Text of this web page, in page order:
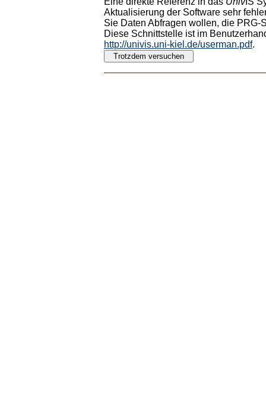
Aktualisierung der Software sehr
Sie Daten Abfragen wollen, die PRG-
Diese Schnittstelle ist im
http://univis.uni-kiel.de/userman.pdf.